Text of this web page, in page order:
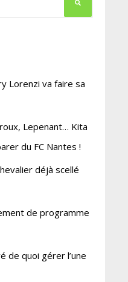
Lorenzi va faire sa
Lepenant… Kita
du FC Nantes !
déjà scellé
de programme
de quoi gérer l’une